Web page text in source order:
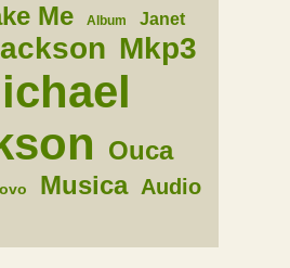
Me Album Janet
Mkp3
Ouca
Musica Audio